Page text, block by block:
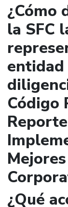
¿Cómo
la SFC
entidad
Código
¿Qué